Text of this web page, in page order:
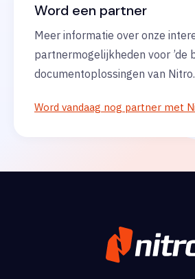
Word een partner
Meer informatie over onze
partnermogelijkheden voor ’de
documentoplossingen van Nitro.
Word vandaag nog partner met